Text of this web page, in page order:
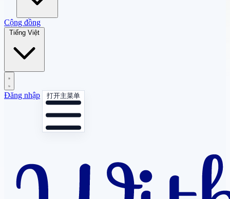
Cộng đồng
Tiếng Việt
Đăng nhập 打开主菜单